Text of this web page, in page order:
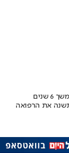
את הרפואה